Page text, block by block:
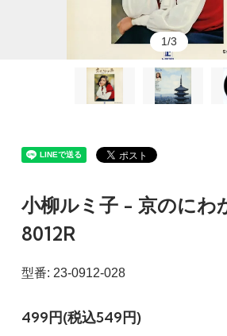
1/3
小柳ルミ子 - 京のにわ
8012R
型番: 23-0912-028
499円(税込549円)